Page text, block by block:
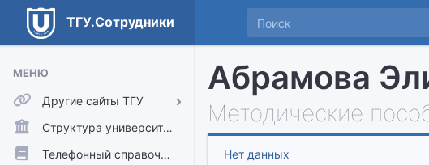
ТГУ.Сотрудники
МЕНЮ
Другие сайты ТГУ
ТГУ.Аккаунты
ТГУ.Расписание
Структура университета
Телефонный справочник
Абрамова
Методические
Нет данных